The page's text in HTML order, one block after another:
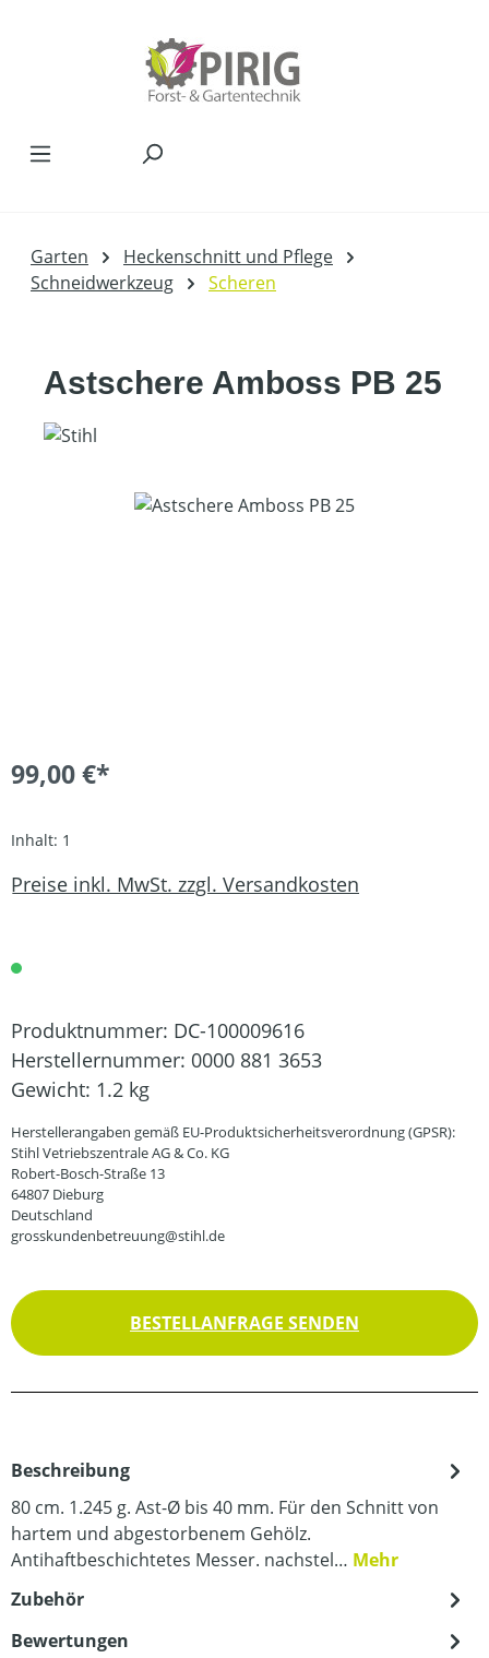
Garten
Heckenschnitt und Pflege
Schneidwerkzeug
Scheren
Astschere Amboss PB 25
Bildergalerie überspringen
99,00 €*
Inhalt: 1
Preise inkl. MwSt. zzgl. Versandkosten
Produktnummer: DC-100009616
Herstellernummer: 0000 881 3653
Gewicht: 1.2 kg
Herstellerangaben gemäß EU-Produktsicherheitsverordnung (GPSR):
Stihl Vetriebszentrale AG & Co. KG
Robert-Bosch-Straße 13
64807 Dieburg
Deutschland
grosskundenbetreuung@stihl.de
BESTELLANFRAGE SENDEN
Beschreibung
80 cm. 1.245 g. Ast-Ø bis 40 mm. Für den Schnitt von
hartem und abgestorbenem Gehölz.
Antihaftbeschichtetes Messer. nachstel… Mehr
Zubehör
Bewertungen